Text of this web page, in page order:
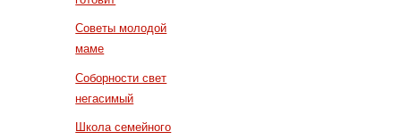
Советы молодой
маме
Соборности свет
негасимый
Школа семейного